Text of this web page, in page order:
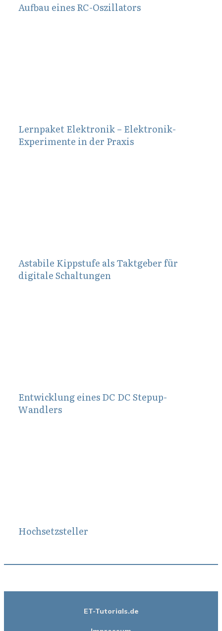
Aufbau eines RC-Oszillators
Lernpaket Elektronik – Elektronik-
Experimente in der Praxis
Astabile Kippstufe als Taktgeber für
digitale Schaltungen
Entwicklung eines DC DC Stepup-
Wandlers
Hochsetzsteller
ET-Tutorials.de